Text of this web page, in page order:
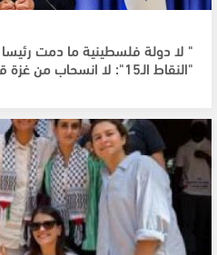
" لا دولة فلسطينية ما دمت
"النقاط الـ15": لا انسحاب من غزة قبل نزع سلاح حماس